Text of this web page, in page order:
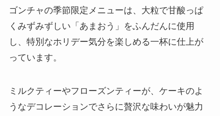
大戸屋の宅配メニュ
ー一覧！出前デリバ
リーの注文方法も解
説
ニュー一覧！おすす
め料理も紹介
ゴンチャの季節限定メニューは、大粒で甘酸っぱ
くみずみずしい「あまおう」をふんだんに使用
し、特別なホリデー気分を楽しめる一杯に仕上が
っています。
ミルクティーやフローズンティーが、ケーキのよ
うなデコレーションでさらに贅沢な味わいが魅力